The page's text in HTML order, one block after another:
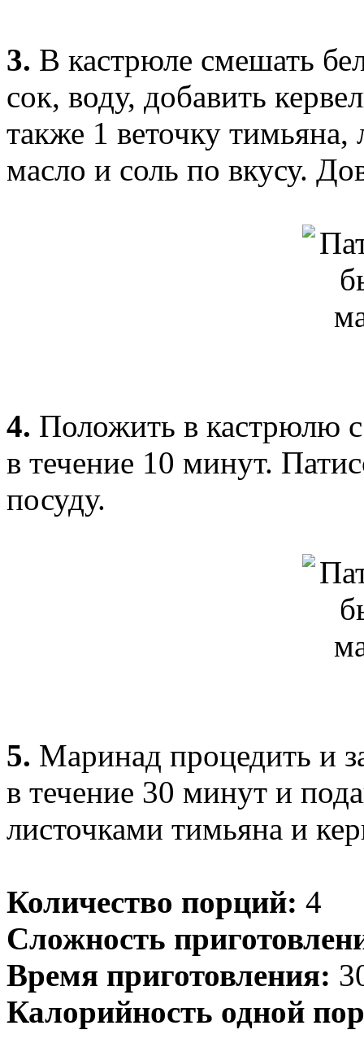
3. В кастрюле смешать
сок, воду, добавить
также 1 веточку тимьяна,
масло и соль по вкусу.
4. Положить в кастрюлю
в течение 10 минут.
посуду.
5. Маринад процедить и
в течение 30 минут и
листочками тимьяна и
Количество порций: 4
Сложность
Время приготовления:
Калорийность одной